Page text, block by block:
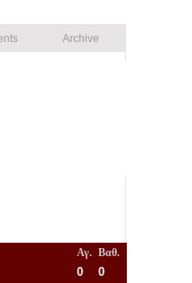
Archive
Αγ. Βαθ.
0
0